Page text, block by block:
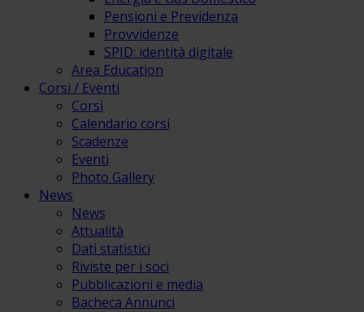
Pensioni e Previdenza
Provvidenze
SPID: identità digitale
Area Education
Corsi / Eventi
Corsi
Calendario corsi
Scadenze
Eventi
Photo Gallery
News
News
Attualità
Dati statistici
Riviste per i soci
Pubblicazioni e media
Bacheca Annunci